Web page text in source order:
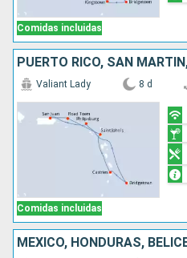
Comidas incluidas
Comidas incluidas
Valiant Lady 8 d